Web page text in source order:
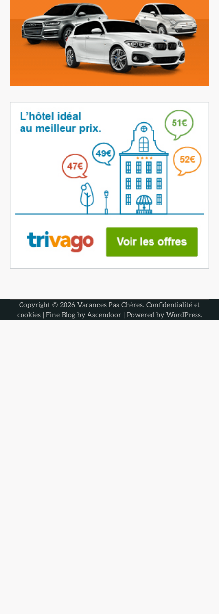
Copyright © 2026 Vacances Pas Chères. Confidentialité et
cookies| Fine Blog by Ascendoor| Powered by WordPress.